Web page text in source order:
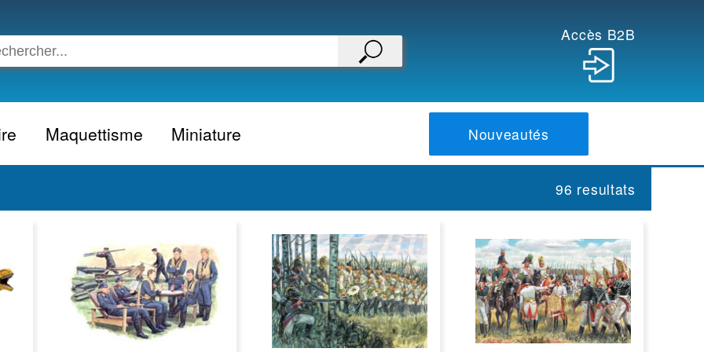
Accès B2B
Maquettisme
Camion
Bateau
Militaire
Espace
Miniature
24h du Mans
Rallye
Camion
Moto
Nouveautés
96 resultats